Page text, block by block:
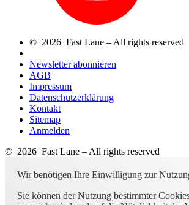
© 2026 Fast Lane – All rights reserved
Newsletter abonnieren
AGB
Impressum
Datenschutzerklärung
Kontakt
Sitemap
Anmelden
© 2026 Fast Lane – All rights reserved
Wir benötigen Ihre Einwilligung zur
Sie können der Nutzung bestimmter